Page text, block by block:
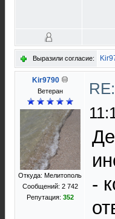
Выразили согласие:
Kir9790
Ветеран
Откуда: Мелитополь
Сообщений: 2 742
Репутация: 352
-